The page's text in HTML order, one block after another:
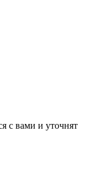
с вами и уточнят